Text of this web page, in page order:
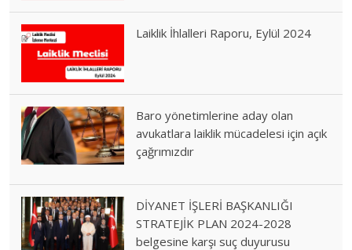
Laiklik İhlalleri Raporu, Eylül 2024
Baro yönetimlerine aday olan
avukatlara laiklik mücadelesi için açık
çağrımızdır
DİYANET İŞLERİ BAŞKANLIĞI
STRATEJİK PLAN 2024-2028
belgesine karşı suç duyurusu